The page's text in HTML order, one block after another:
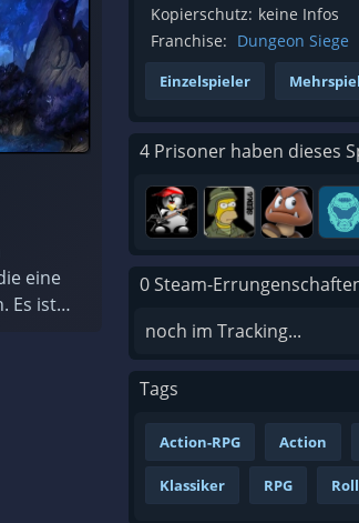
eine
Es ist
Kopierschutz: keine Infos
Franchise: Dungeon Siege
Einzelspieler
4 Prisoner haben dieses
0 Steam-
noch im Tracking...
Tags
Action-RPG Action
Klassiker RPG